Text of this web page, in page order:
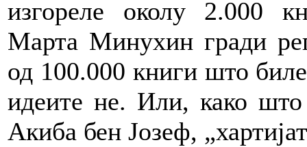
изгореле околу 2.000
Марта Минухин гради
од 100.000 книги што
идеите не. Или, како
Акиба бен Јозеф,